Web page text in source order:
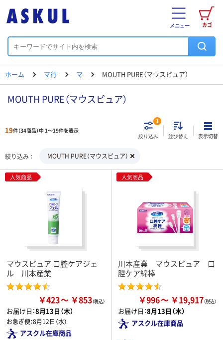
カゴ
メニュー
ホーム マ行 マ MOUTH PURE（マウスピュア）
MOUTH PURE（マウスピュア）
19件（34商品）中 1～19件を表示
絞り込み
1
並び替え 表示切替
絞り込み MOUTH PURE（マウスピュア）
人気商品
マウスピュア 口腔ケアジェ
ル 川本産業
￥423 ￥853
お届け日：8月13日（木）
お急ぎ便：8月12日（水）
アスクル在庫商品
人気商品
川本産業 マウスピュア 口
腔ケア綿棒
￥996 ￥19,917
お届け日：8月13日（木）
アスクル在庫商品